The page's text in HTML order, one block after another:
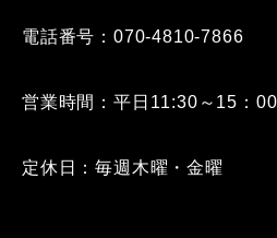
電話番号：070-4810-7866
営業時間：平日11:30～15：
定休日：毎週木曜・金曜